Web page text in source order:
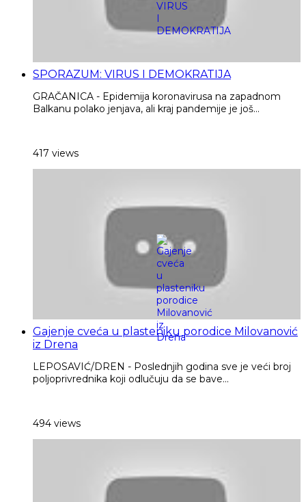
SPORAZUM: VIRUS I DEMOKRATIJA
GRAČANICA - Epidemija koronavirusa na zapadnom
Balkanu polako jenjava, ali kraj pandemije je još...
417 views
Gajenje cveća u plasteniku porodice Milovanović
iz Drena
LEPOSAVIĆ/DREN - Poslednjih godina sve je veći broj
poljoprivrednika koji odlučuju da se bave...
494 views